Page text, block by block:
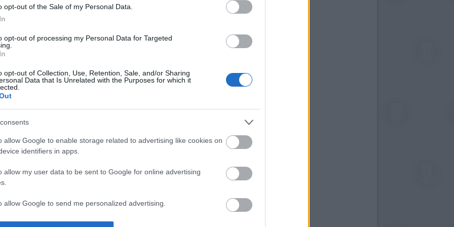
opt-out of the Sale of my Personal Data.
opt-out of processing my Personal Data for Targeted
opt-out of Collection, Use, Retention, Sale, and/or Sharing
Data that Is Unrelated with the Purposes for which it
allow Google to enable storage related to advertising like cookies on
identifiers in apps.
allow my user data to be sent to Google for online advertising
allow Google to send me personalized advertising.
SZÁGULDÁS,
SÁRKÁNYOK,
NYÁR 10
LEGKEDVELTEBB
ŐRÜLT NAP,
ŐRÜLT FILM: JÖN
AZ ÉV EGYIK
TAROLT A